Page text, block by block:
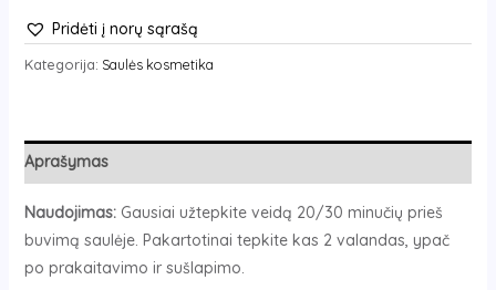
Pridėti į norų sąrašą
Kategorija: Saulės kosmetika
Aprašymas
Naudojimas:Gausiai užtepkite veidą 20/30 minučių prieš
buvimą saulėje. Pakartotinai tepkite kas 2 valandas, ypač
po prakaitavimo ir sušlapimo.